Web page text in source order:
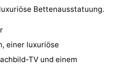
Bettenausstatuung.
einer luxuriöse
TV und einem